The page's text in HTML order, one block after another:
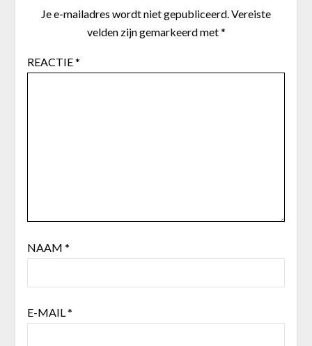
Je e-mailadres wordt niet gepubliceerd.Vereiste
velden zijn gemarkeerd met*
REACTIE*
NAAM *
E-MAIL*